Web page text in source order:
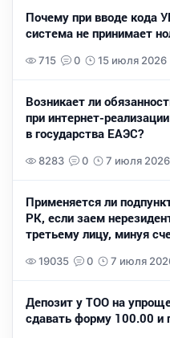
Почему при вводе кода
система не принимает
715 0 15 июля 2026
Возникает ли
при интернет-
в государства ЕАЭС?
8283 0 7 июля 2026
Применяется ли
РК, если заем
третьему лицу, минуя
19035 0 7 июля
Депозит у ТОО на
сдавать форму 100.00 и